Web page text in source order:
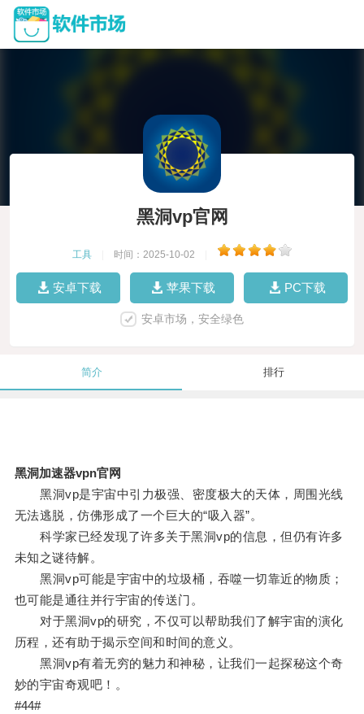
黑洞vp官网
工具 时间：2025-10-02
安卓下载 苹果下载 PC下载
安卓市场，安全绿色
简介 排行
黑洞加速器vpn官网
黑洞vp是宇宙中引力极强、密度极大的天体，周围光线
无法逃脱，仿佛形成了一个巨大的“吸入器”。
科学家已经发现了许多关于黑洞vp的信息，但仍有许多
未知之谜待解。
黑洞vp可能是宇宙中的垃圾桶，吞噬一切靠近的物质；
也可能是通往并行宇宙的传送门。
对于黑洞vp的研究，不仅可以帮助我们了解宇宙的演化
历程，还有助于揭示空间和时间的意义。
黑洞vp有着无穷的魅力和神秘，让我们一起探秘这个奇
妙的宇宙奇观吧！。
#44#